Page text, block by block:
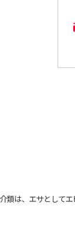
は、エサとしてエ